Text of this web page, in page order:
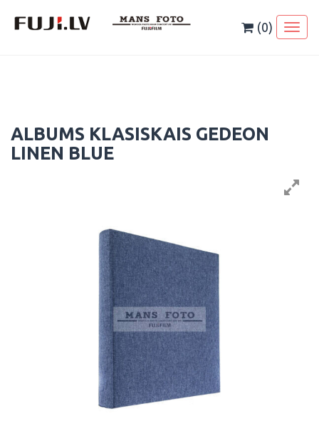
(0)
ALBUMS KLASISKAIS GEDEON
LINEN BLUE